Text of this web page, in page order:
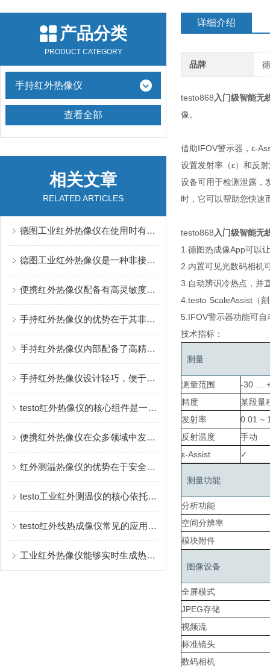
产品分类
PRODUCT CATEGORY
手持红外热像仪
查看全部
相关文章
RELATED ARTICLES
德图工业红外热像仪在使用时有几个要点需要注意
德图工业红外热像仪是一种非接触式测温工具
便携红外热像仪配备有高灵敏度探测器
手持红外热像仪的优势在于其非接触式的检测方式
手持红外热像仪内部配备了高精度红外探测器
手持红外热像仪设计轻巧，便于携带和操作
testo红外热像仪的核心组件是一个焦平面阵列探测器
便携红外热像仪在众多领域中发挥着重要作用
红外测温热像仪的优势在于安全、直观且多功能
testo工业红外测温仪的核心依托是物体的红外辐射特性
testo红外线热成像仪常见的应用场景如下
工业红外热像仪能够实时生成热图像
详细介绍
品牌
testo868 入门级智能无
像。
借助IFOV警示器，ɛ-
设置发射率（ɛ）和反
设备可用于检测泄露，
时，它可以帮助您快速
testo868 入门级智能无
1.德图热成像App可以
2.内置可见光数码相机
3.自动辨识冷热点，并
4.testo ScaleAssist（
5.IFOV警示器功能可
技术指标：
测量
测量范围
-30 …
精度
某段量
发射率
0.01 ~
反射温度
手动
ε-Assist
✓
测量功能
分析功能
空间分辨率
模块附件
图像设备
全屏模式
JPEG存储
视频流
标准镜头
数码相机